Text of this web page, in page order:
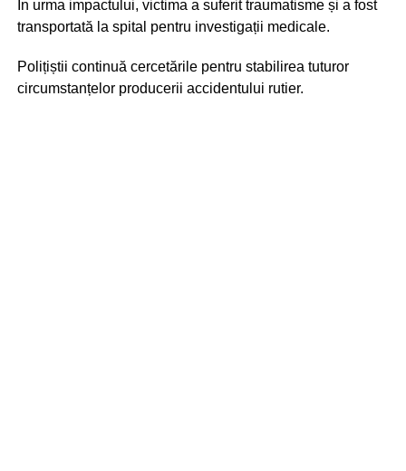
În urma impactului, victima a suferit traumatisme și a fost
transportată la spital pentru investigații medicale.
Polițiștii continuă cercetările pentru stabilirea tuturor
circumstanțelor producerii accidentului rutier.